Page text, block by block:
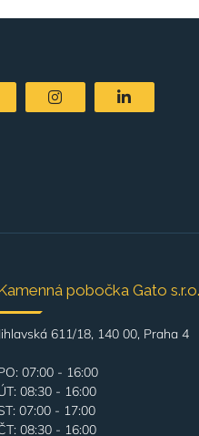
pobočka Gato s.r.o.
611/18, 140 00, Praha 4
07:00 - 16:00
08:30 - 16:00
07:00 - 17:00
08:30 - 16:00